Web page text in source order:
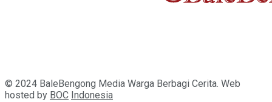
© 2024 BaleBengong Media Warga Berbagi Cerita. Web
hosted by BOC Indonesia